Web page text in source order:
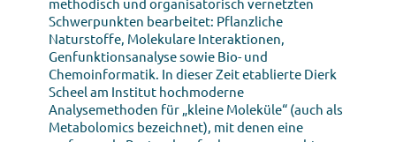
Schwerpunkten bearbeitet: Pflanzliche
Naturstoffe, Molekulare Interaktionen,
Genfunktionsanalyse sowie Bio- und
Chemoinformatik. In dieser Zeit etablierte Dierk
Scheel am Institut hochmoderne
Analysemethoden für „kleine Moleküle“ (auch als
Metabolomics bezeichnet), mit denen eine